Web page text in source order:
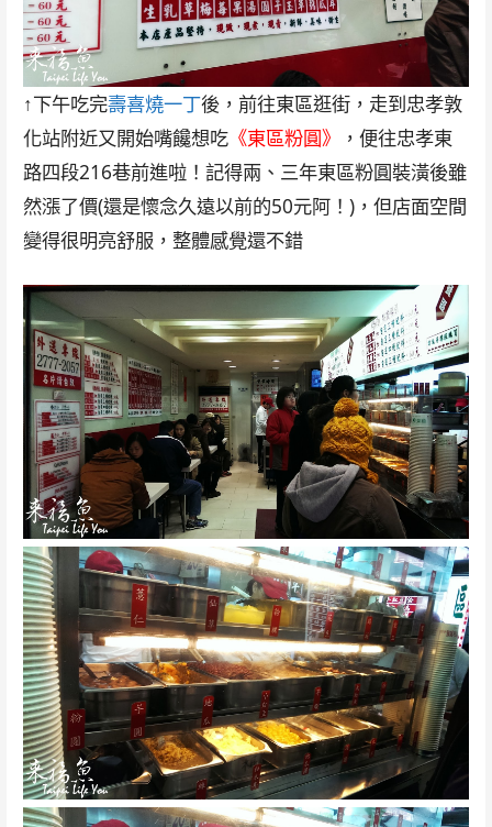
↑下午吃完壽喜燒一丁後，前往東區逛街，走到忠孝敦
化站附近又開始嘴饞想吃《東區粉圓》
，便往忠孝東
路四段216巷前進啦！記得兩、三年東區粉圓裝潢後雖
然漲了價(還是懷念久遠以前的50元阿！)，但店面空間
變得很明亮舒服，整體感覺還不錯